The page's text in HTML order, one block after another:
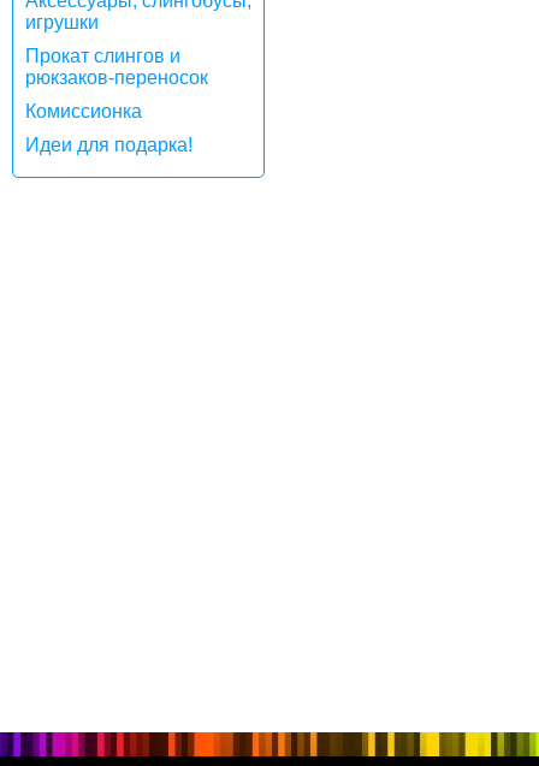
игрушки
Прокат слингов и
рюкзаков-переносок
Комиссионка
Идеи для подарка!